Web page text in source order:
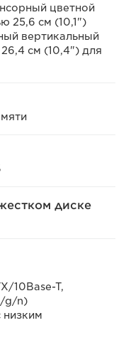
цветной
25,6 см (10,1")
вертикальный
см (10,4") для
диске
10Base-T,
g/n)
низким